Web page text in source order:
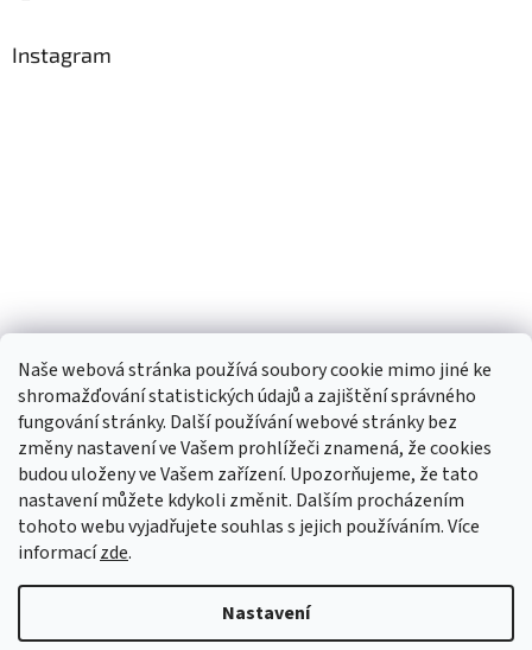
Naše webová stránka používá soubory cookie mimo jiné ke
shromažďování statistických údajů a zajištění správného
fungování stránky. Další používání webové stránky bez
změny nastavení ve Vašem prohlížeči znamená, že cookies
budou uloženy ve Vašem zařízení. Upozorňujeme, že tato
nastavení můžete kdykoli změnit. Dalším procházením
tohoto webu vyjadřujete souhlas s jejich používáním. Více
informacízde.
Nastavení
Instagram
TIk Tok Instagram Facebook
Vytvořil Shoptet